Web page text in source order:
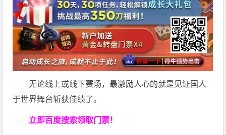
无论线上或线下赛场，最激励人心的就是见证国人
于世界舞台斩获佳绩了。
立即百度搜索领取门票！